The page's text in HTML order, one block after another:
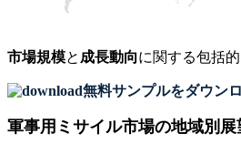
市場規模と 成長動向に関する包括
無料サンプルをダウン
軍事用ミサイル市場の地域別展